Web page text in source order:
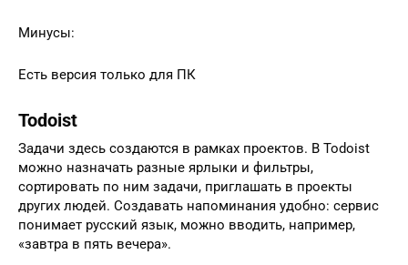
Минусы:
Есть версия только для ПК
Todoist
Задачи здесь создаются в рамках проектов. В Todoist
можно назначать разные ярлыки и фильтры,
сортировать по ним задачи, приглашать в проекты
других людей. Создавать напоминания удобно: сервис
понимает русский язык, можно вводить, например,
«завтра в пять вечера».